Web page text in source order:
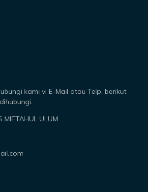
kami vi E-Mail atau Telp, berikut
MIFTAHUL ULUM